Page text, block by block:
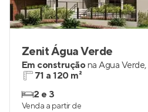
Zenit Água Verde
Em construçãona Água Verde,
71 a 120 m²
2 e 3
Venda a partir de